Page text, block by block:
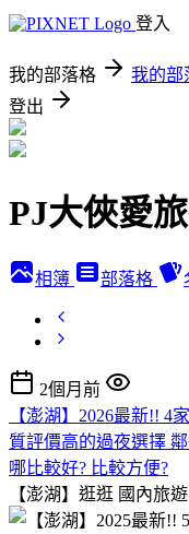
登入
我的部落格 我的部
登出
PJ大俠愛
相簿 部落格
2個月前
【澎湖】2026最新!! 4
質評價高的過夜選擇
哪比較好? 比較方便?
【澎湖】逛逛 國內旅遊